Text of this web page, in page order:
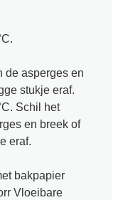
de asperges en
stukje eraf.
Schil het
en breek of
eraf.
bakpapier
Vloeibare